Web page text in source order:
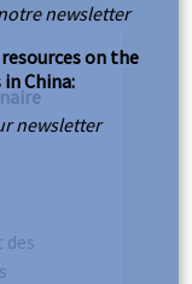
des
newsletter
on the
China:
newsletter